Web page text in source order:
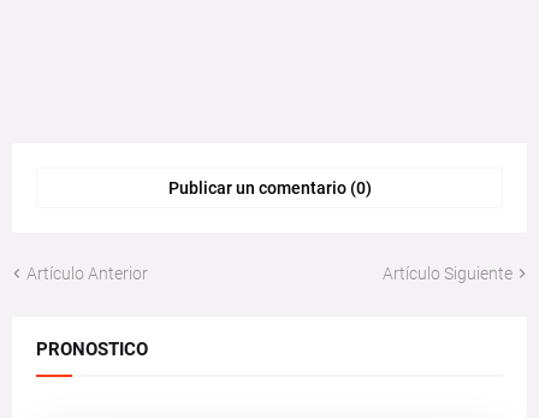
Publicar un comentario (0)
Artículo Anterior Artículo Siguiente
PRONOSTICO